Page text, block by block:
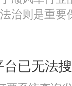
治则是重要
已无法